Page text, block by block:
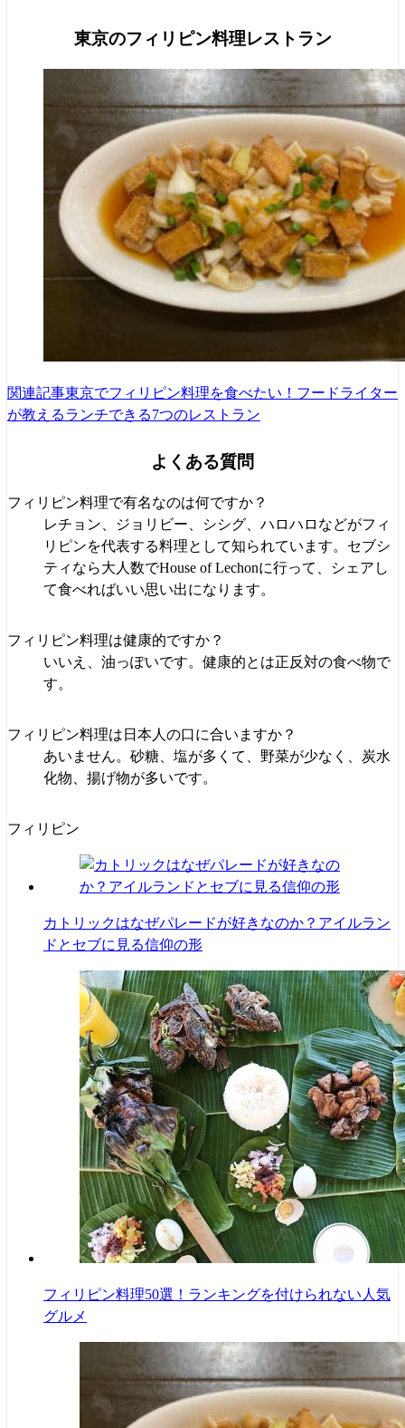
東京のフィリピン料理レストラン
関連記事東京でフィリピン料理を食べたい！フードライター
が教えるランチできる7つのレストラン
よくある質問
フィリピン料理で有名なのは何ですか？
レチョン、ジョリビー、シシグ、ハロハロなどがフィ
リピンを代表する料理として知られています。セブシ
ティなら大人数でHouse of Lechonに行って、シェアし
て食べればいい思い出になります。
フィリピン料理は健康的ですか？
いいえ、油っぽいです。健康的とは正反対の食べ物で
す。
フィリピン料理は日本人の口に合いますか？
あいません。砂糖、塩が多くて、野菜が少なく、炭水
化物、揚げ物が多いです。
フィリピン
カトリックはなぜパレードが好きなのか？アイルラン
ドとセブに見る信仰の形
フィリピン料理50選！ランキングを付けられない人気
グルメ